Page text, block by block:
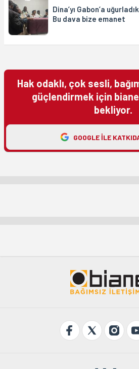
Dina’yı Gabon’a
Bu dava bize emanet
Hak odaklı, çok sesli,
güçlendirmek için
bekliyor.
GOOGLE ILE